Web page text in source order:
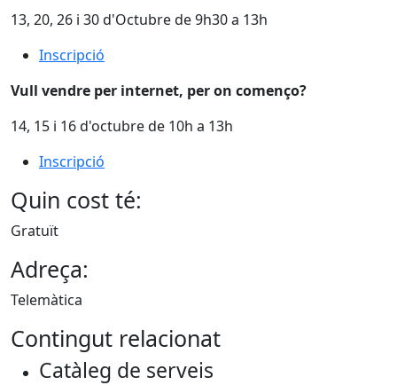
13, 20, 26 i 30 d'Octubre de 9h30 a 13h
Inscripció
Vull vendre per internet, per on començo?
14, 15 i 16 d'octubre de 10h a 13h
Inscripció
Quin cost té:
Gratuït
Adreça:
Telemàtica
Contingut relacionat
Catàleg de serveis